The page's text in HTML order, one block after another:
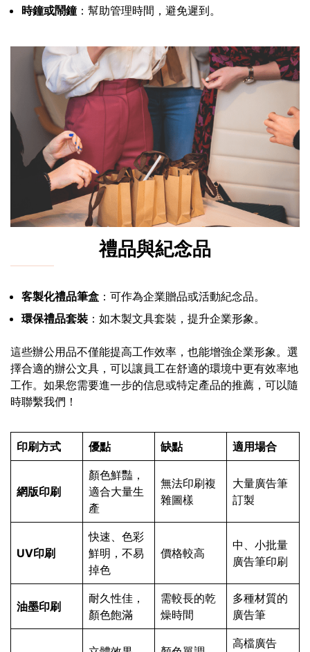
時鐘或鬧鐘：幫助管理時間，避免遲到。
禮品與紀念品
客製化禮品筆盒 ：可作為企業贈品或活動紀念品。
環保禮品套裝 ：如木製文具套裝，提升企業形象。
這些辦公用品不僅能提高工作效率，也能增強企業形象。選
擇合適的辦公文具，可以讓員工在舒適的環境中更有效率地
工作。如果您需要進一步的信息或特定產品的推薦，可以隨
時聯繫我們！
印刷方式 優點 缺點 適用場合
網版印刷
顏色鮮豔，
適合大量生
產
無法印刷複
雜圖樣
大量廣告筆
訂製
UV印刷
快速、色彩
鮮明，不易
掉色
價格較高
中、小批量
廣告筆印刷
油墨印刷
耐久性佳，
顏色飽滿
需較長的乾
燥時間
多種材質的
廣告筆
高檔廣告